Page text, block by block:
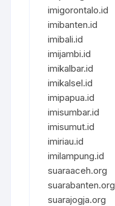
imigorontalo.id
imibanten.id
imibali.id
imijambi.id
imikalbar.id
imikalsel.id
imipapua.id
imisumbar.id
imisumut.id
imiriau.id
imilampung.id
suaraaceh.org
suarabanten.org
suarajogja.org